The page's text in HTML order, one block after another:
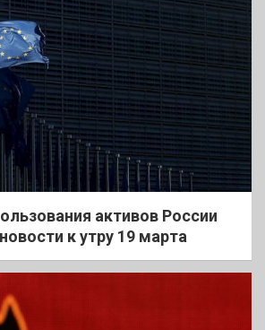
активов России
к утру 19 марта